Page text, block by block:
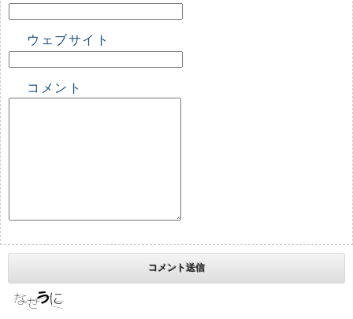
ウェブサイト
コメント